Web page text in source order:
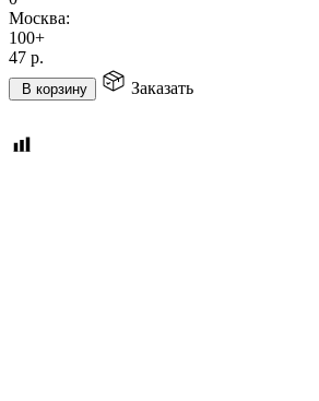
Москва:
100+
47 р.
В корзину Заказать